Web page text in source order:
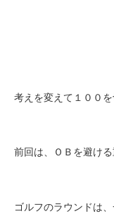
考えを変えて１００
前回は、ＯＢを避け
ゴルフのラウンドは